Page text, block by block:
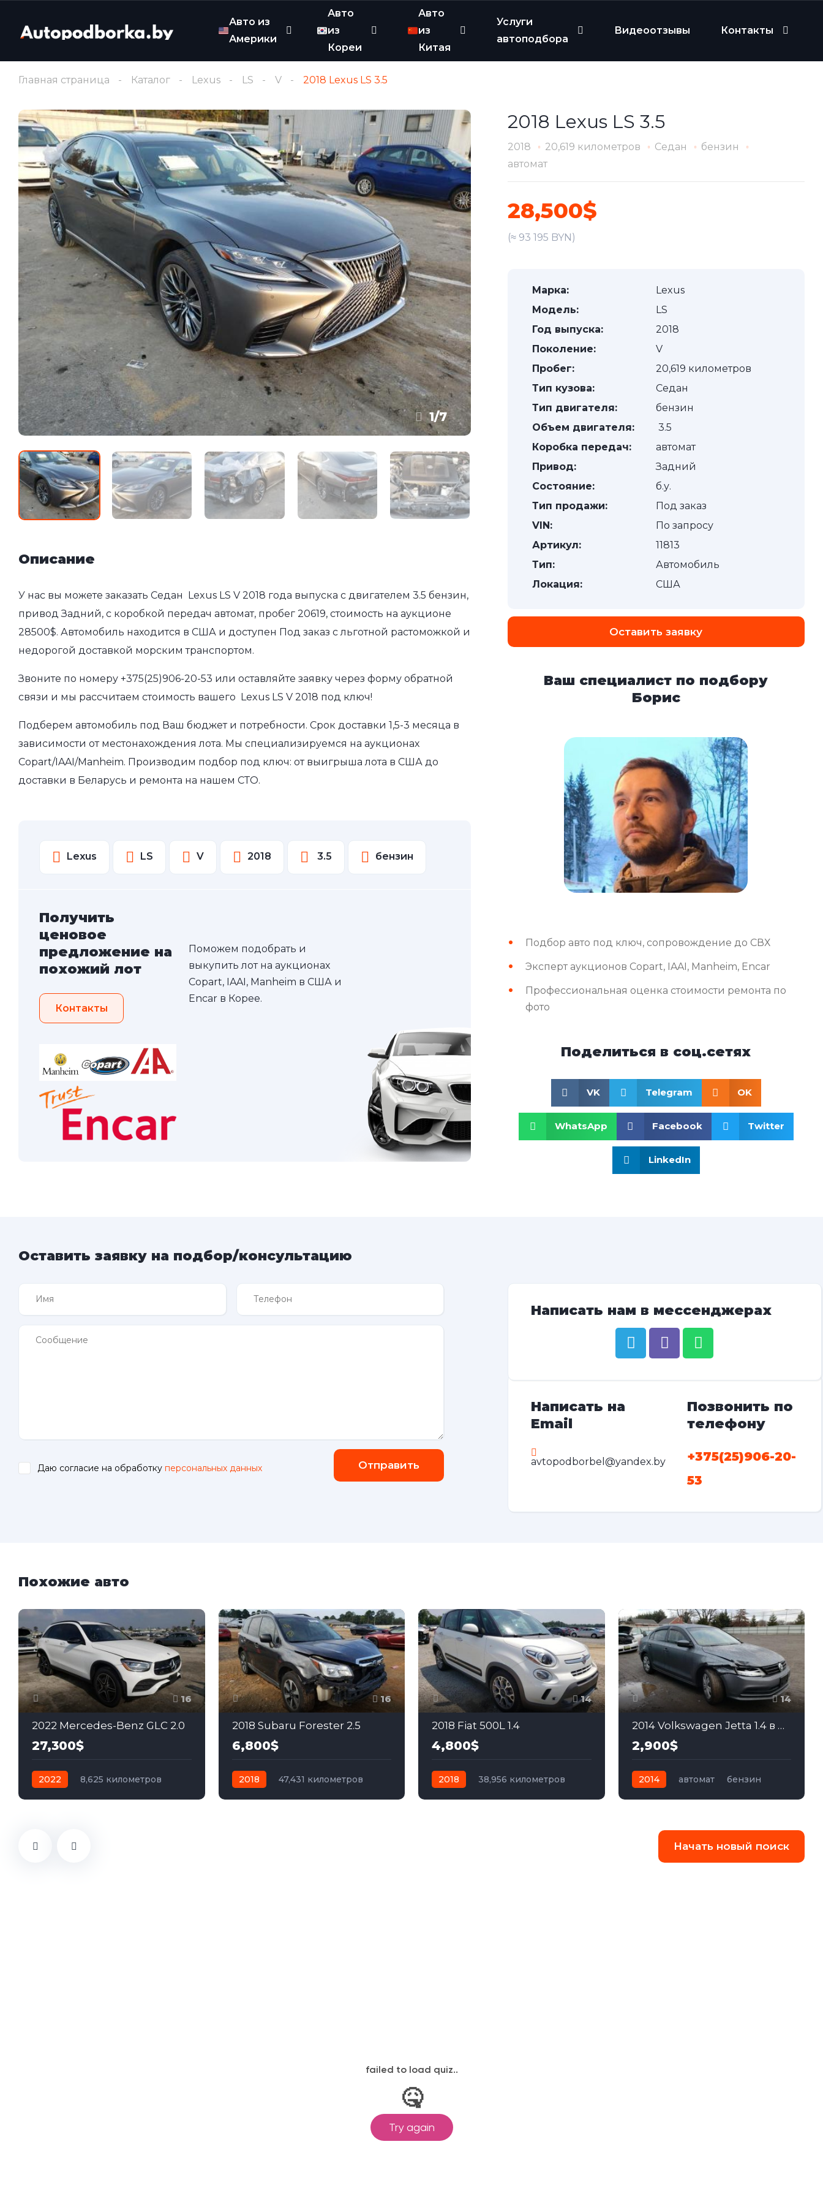
Авто из
Америки
Авто
из
Кореи
Авто
из
Китая
Услуги
автоподбора
Видеоотзывы Контакты
Главная страница Каталог Lexus LS V 2018 Lexus LS 3.5
1/7
Описание
У нас вы можете заказать Седан Lexus LS V 2018 года выпуска с двигателем 3.5 бензин,
привод Задний, с коробкой передач автомат, пробег 20619, стоимость на аукционе
28500$. Автомобиль находится в США и доступен Под заказ с льготной растоможкой и
недорогой доставкой морским транспортом.
Звоните по номеру +375(25)906-20-53 или оставляйте заявку через форму обратной
связи и мы рассчитаем стоимость вашего Lexus LS V 2018 под ключ!
Подберем автомобиль под Ваш бюджет и потребности. Срок доставки 1,5-3 месяца в
зависимости от местонахождения лота. Мы специализируемся на аукционах
Copart/IAAI/Manheim. Производим подбор под ключ: от выигрыша лота в США до
доставки в Беларусь и ремонта на нашем СТО.
Lexus LS V 2018 3.5 бензин
Получить
ценовое
предложение на
похожий лот
Контакты
Поможем подобрать и
выкупить лот на аукционах
Copart, IAAI, Manheim в США и
Encar в Корее.
2018 Lexus LS 3.5
2018 20,619 километров Седан
бензин
автомат
28,500$
(≈ 93 195 BYN)
Марка:
Lexus
Модель:
LS
Год выпуска:
2018
Поколение:
V
Пробег:
20,619 километров
Тип кузова:
Седан
Тип двигателя:
бензин
Объем двигателя:
3.5
Коробка передач:
автомат
Привод:
Задний
Состояние:
б.у.
Тип продажи:
Под заказ
VIN:
По запросу
Артикул:
11813
Тип:
Автомобиль
Локация:
США
Оставить заявку
Ваш специалист по подбору
Борис
Подбор авто под ключ, сопровождение до СВХ
Эксперт аукционов Copart, IAAI, Manheim, Encar
Профессиональная оценка стоимости ремонта по
фото
Поделиться в соц.сетях
VK Telegram OK
WhatsApp Facebook Twitter
LinkedIn
Оставить заявку на подбор/консультацию
Даю согласие на обработку персональных данных Отправить
Написать нам в мессенджерах
Написать на
Email
avtopodborbel@yandex.by
Позвонить по
телефону
+375(25)906-20-
53
Похожие авто
16
2022 Mercedes-Benz GLC 2.0
27,300$
2022
8,625 километров
16
2018 Subaru Forester 2.5
6,800$
2018
47,431 километров
14
2018 Fiat 500L 1.4
4,800$
2018
38,956 километров
14
2014 Volkswagen Jetta 1.4 в США
2,900$
2014 автомат
бензин
Начать новый поиск